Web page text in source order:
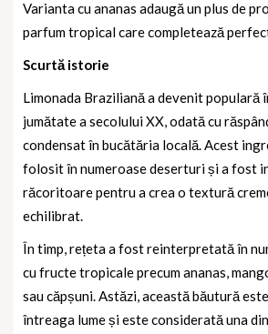
Varianta cu ananas adaugă un plus de
parfum tropical care completează
Scurtă istorie
Limonada Braziliană a devenit populară
jumătate a secolului XX, odată cu
condensat în bucătăria locală. Acest
folosit în numeroase deserturi și a fost
răcoritoare pentru a crea o textură
echilibrat.
În timp, rețeta a fost reinterpretată în
cu fructe tropicale precum ananas,
sau căpșuni. Astăzi, această băutură
întreaga lume și este considerată una